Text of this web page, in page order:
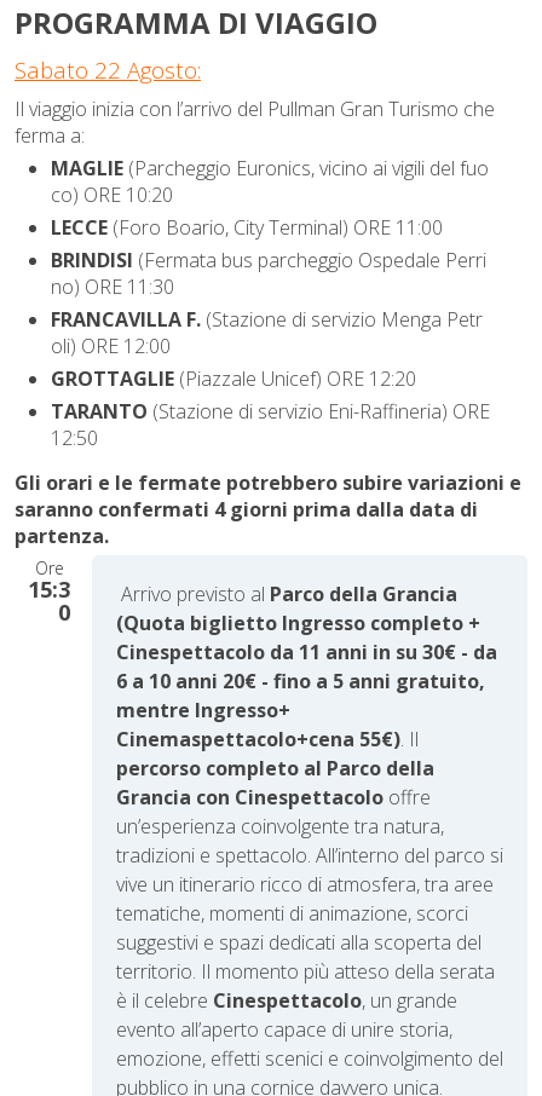
PROGRAMMA DI VIAGGIO
Sabato 22 Agosto:
Il viaggio inizia con l’arrivo del Pullman Gran Turismo che
ferma a:
MAGLIE (Parcheggio Euronics, vicino ai vigili del fuo
co) ORE 10:20
LECCE (Foro Boario, City Terminal) ORE 11:00
BRINDISI (Fermata bus parcheggio Ospedale Perri
no) ORE 11:30
FRANCAVILLA F. (Stazione di servizio Menga Petr
oli) ORE 12:00
GROTTAGLIE (Piazzale Unicef) ORE 12:20
TARANTO (Stazione di servizio Eni-Raffineria) ORE
12:50
Gli orari e le fermate potrebbero subire variazioni e
saranno confermati 4 giorni prima dalla data di
partenza.
Ore
15:3
0
Arrivo previsto al Parco della Grancia
(Quota biglietto Ingresso completo +
Cinespettacolo da 11 anni in su 30€ - da
6 a 10 anni 20€ - fino a 5 anni gratuito,
mentre Ingresso+
Cinemaspettacolo+cena 55€). Il
percorso completo al Parco della
Grancia con Cinespettacolooffre
un’esperienza coinvolgente tra natura,
tradizioni e spettacolo. All’interno del parco si
vive un itinerario ricco di atmosfera, tra aree
tematiche, momenti di animazione, scorci
suggestivi e spazi dedicati alla scoperta del
territorio. Il momento più atteso della serata
è il celebre Cinespettacolo, un grande
evento all’aperto capace di unire storia,
emozione, effetti scenici e coinvolgimento del
pubblico in una cornice davvero unica.